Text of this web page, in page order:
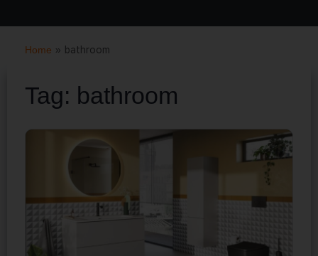
Home » bathroom
Tag: bathroom